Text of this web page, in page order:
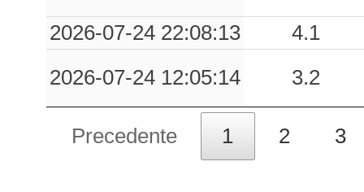
2026-07-24 22:08:13
4.1
2026-07-24 12:05:14
3.2
Precedente 1 2 3